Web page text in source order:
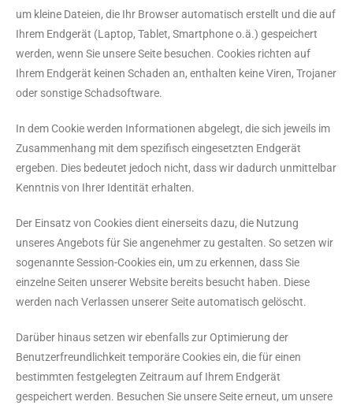
um kleine Dateien, die Ihr Browser automatisch erstellt und die auf
Ihrem Endgerät (Laptop, Tablet, Smartphone o.ä.) gespeichert
werden, wenn Sie unsere Seite besuchen. Cookies richten auf
Ihrem Endgerät keinen Schaden an, enthalten keine Viren, Trojaner
oder sonstige Schadsoftware.
In dem Cookie werden Informationen abgelegt, die sich jeweils im
Zusammenhang mit dem spezifisch eingesetzten Endgerät
ergeben. Dies bedeutet jedoch nicht, dass wir dadurch unmittelbar
Kenntnis von Ihrer Identität erhalten.
Der Einsatz von Cookies dient einerseits dazu, die Nutzung
unseres Angebots für Sie angenehmer zu gestalten. So setzen wir
sogenannte Session-Cookies ein, um zu erkennen, dass Sie
einzelne Seiten unserer Website bereits besucht haben. Diese
werden nach Verlassen unserer Seite automatisch gelöscht.
Darüber hinaus setzen wir ebenfalls zur Optimierung der
Benutzerfreundlichkeit temporäre Cookies ein, die für einen
bestimmten festgelegten Zeitraum auf Ihrem Endgerät
gespeichert werden. Besuchen Sie unsere Seite erneut, um unsere